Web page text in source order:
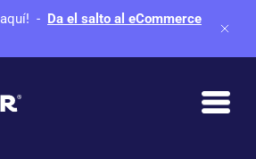
- Da el salto al eCommerce